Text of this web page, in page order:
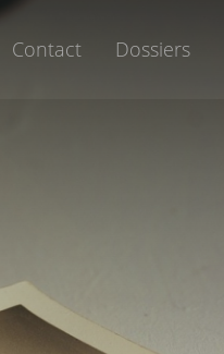
Contact Dossiers